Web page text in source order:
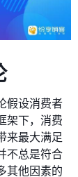
假设消费者
架下，消费
来最大满足
不总是符合
其他因素的